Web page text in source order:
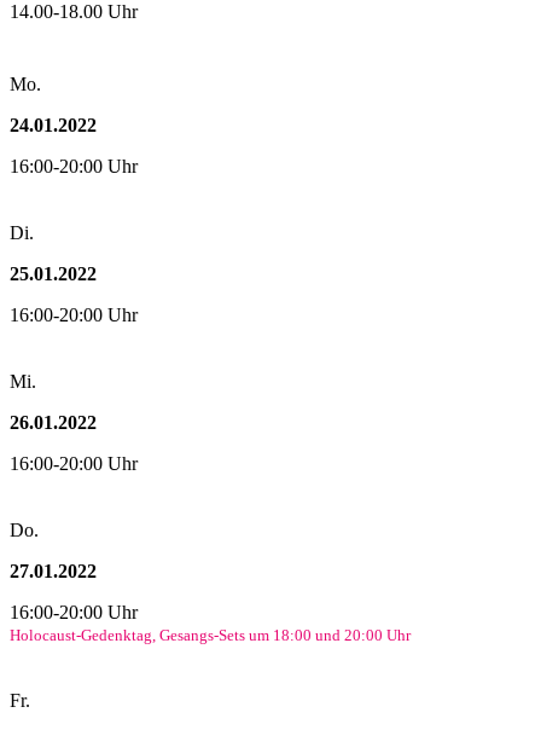
14.00-18.00 Uhr
Mo.
24.01.2022
16:00-20:00 Uhr
Di.
25.01.2022
16:00-20:00 Uhr
Mi.
26.01.2022
16:00-20:00 Uhr
Do.
27.01.2022
16:00-20:00 Uhr
Holocaust-Gedenktag, Gesangs-Sets um 18:00 und 20:00 Uhr
Fr.